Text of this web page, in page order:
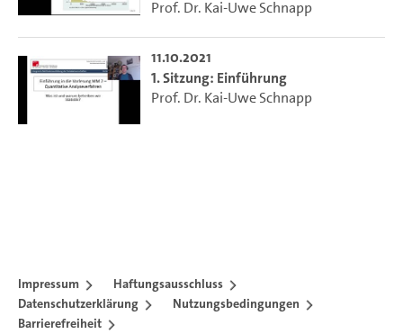
Prof. Dr. Kai-Uwe Schnapp
11.10.2021
1. Sitzung: Einführung
Prof. Dr. Kai-Uwe Schnapp
Impressum
Haftungsausschluss
Datenschutzerklärung
Nutzungsbedingungen
Barrierefreiheit